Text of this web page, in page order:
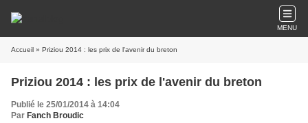
MENU
Accueil » Priziou 2014 : les prix de l'avenir du breton
Priziou 2014 : les prix de l'avenir du breton
Publié le 25/01/2014 à 14:04
Par Fanch Broudic